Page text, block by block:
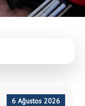
6 Ağustos 2026